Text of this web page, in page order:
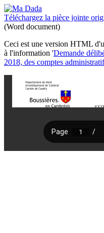
Téléchargez la pièce jointe
(Word document)
Ceci est une version HTML
à l'information 'Demande
2018, des comptes